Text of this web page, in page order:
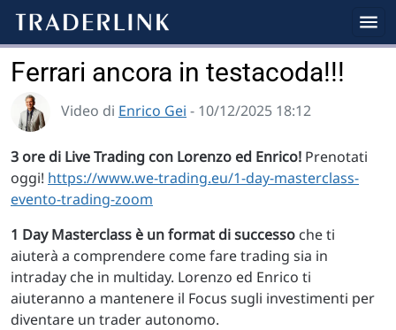
Ferrari ancora in testacoda!!!
Video di Enrico Gei - 10/12/2025 18:12
3 ore di Live Trading con Lorenzo ed Enrico! Prenotati
oggi! https://www.we-trading.eu/1-day-masterclass-
evento-trading-zoom
1 Day Masterclass è un format di successo che ti
aiuterà a comprendere come fare trading sia in
intraday che in multiday. Lorenzo ed Enrico ti
aiuteranno a mantenere il Focus sugli investimenti per
diventare un trader autonomo.